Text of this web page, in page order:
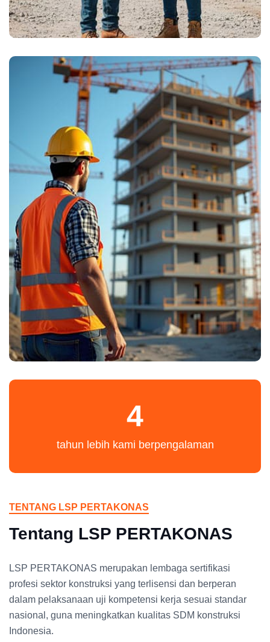
4
tahun lebih kami berpengalaman
TENTANG LSP PERTAKONAS
Tentang LSP PERTAKONAS
LSP PERTAKONAS merupakan lembaga sertifikasi
profesi sektor konstruksi yang terlisensi dan berperan
dalam pelaksanaan uji kompetensi kerja sesuai standar
nasional, guna meningkatkan kualitas SDM konstruksi
Indonesia.